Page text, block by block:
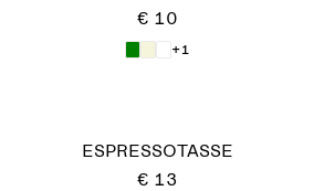
€ 10
+1
ESPRESSOTASSE
€ 13